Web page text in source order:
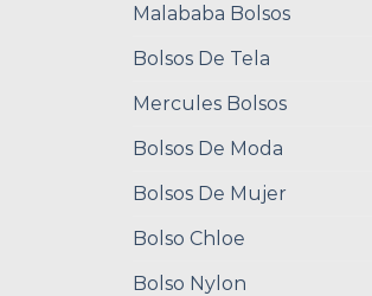
Malababa Bolsos
Bolsos De Tela
Mercules Bolsos
Bolsos De Moda
Bolsos De Mujer
Bolso Chloe
Bolso Nylon